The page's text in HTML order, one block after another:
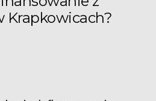
Krapkowicach?